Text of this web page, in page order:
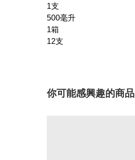
1支
500毫升
1箱
12支
你可能感興趣的商品